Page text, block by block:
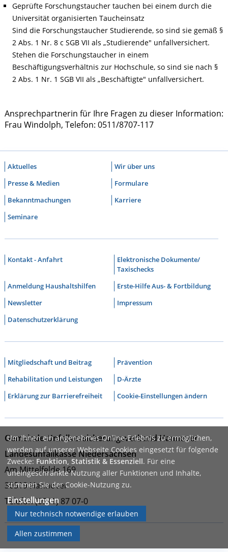
Geprüfte Forschungstaucher tauchen bei einem durch die
Universität organisierten Taucheinsatz
Sind die Forschungstaucher Studierende, so sind sie gemäß §
2 Abs. 1 Nr. 8 c SGB VII als „Studierende" unfallversichert.
Stehen die Forschungstaucher in einem
Beschäftigungsverhältnis zur Hochschule, so sind sie nach §
2 Abs. 1 Nr. 1 SGB VII als „Beschäftigte" unfallversichert.
Ansprechpartnerin für Ihre Fragen zu dieser Information:
Frau Windolph, Telefon: 0511/8707-117
Aktuelles
Wir über uns
Presse & Medien
Formulare
Bekanntmachungen
Karriere
Seminare
Kontakt - Anfahrt
Elektronische Dokumente/
Taxischecks
Anmeldung Haushaltshilfen
Erste-Hilfe Aus- & Fortbildung
Newsletter
Impressum
Datenschutzerklärung
Mitgliedschaft und Beitrag
Prävention
Rehabilitation und Leistungen
D-Ärzte
Erklärung zur Barrierefreiheit
Cookie-Einstellungen ändern
Gemeinde-Unfallversicherungsverband Hannover
Landesunfallkasse Niedersachsen
Am Mittelfelde 169
30519 Hannover
Telefon (0511) 87 07-0
Um Ihnen ein angenehmes Online-Erlebnis zu ermöglichen,
werden auf unserer Webseite Cookies eingesetzt für folgende
Zwecke: Funktion, Statistik & Essenziell. Für eine
uneingeschränkte Nutzung aller Funktionen und Inhalte,
stimmen Sie der Cookie-Nutzung zu.
Einstellungen
Nur technisch notwendige erlauben
Allen zustimmen